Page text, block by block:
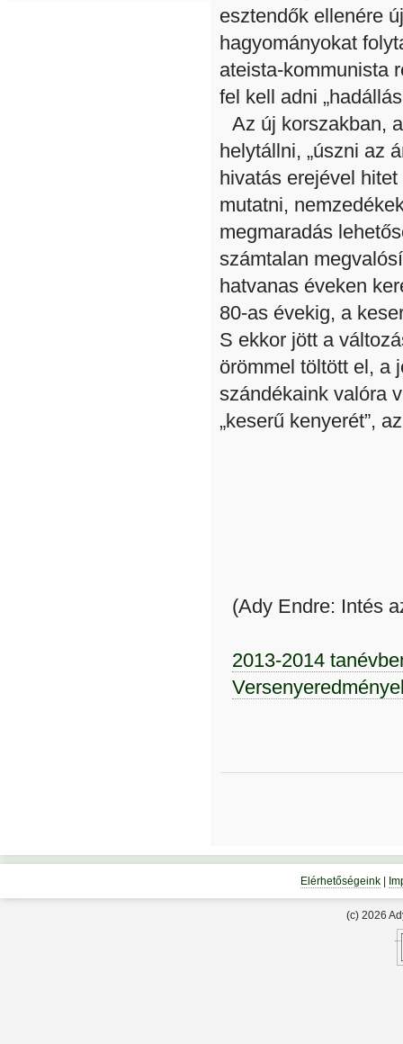
esztendők ellenére
hagyományokat
ateista-kommunista
fel kell adni
Az új korszakban,
helytállni, „úszni az
hivatás erejével
mutatni,
megmaradás
számtalan
hatvanas éveken
80-as évekig, a
S ekkor jött a
örömmel töltött el, a
szándékaink valóra
„keserű kenyerét”,
(Ady Endre: Intés
2013-2014
Elérhetőségeink|
(c) 2026